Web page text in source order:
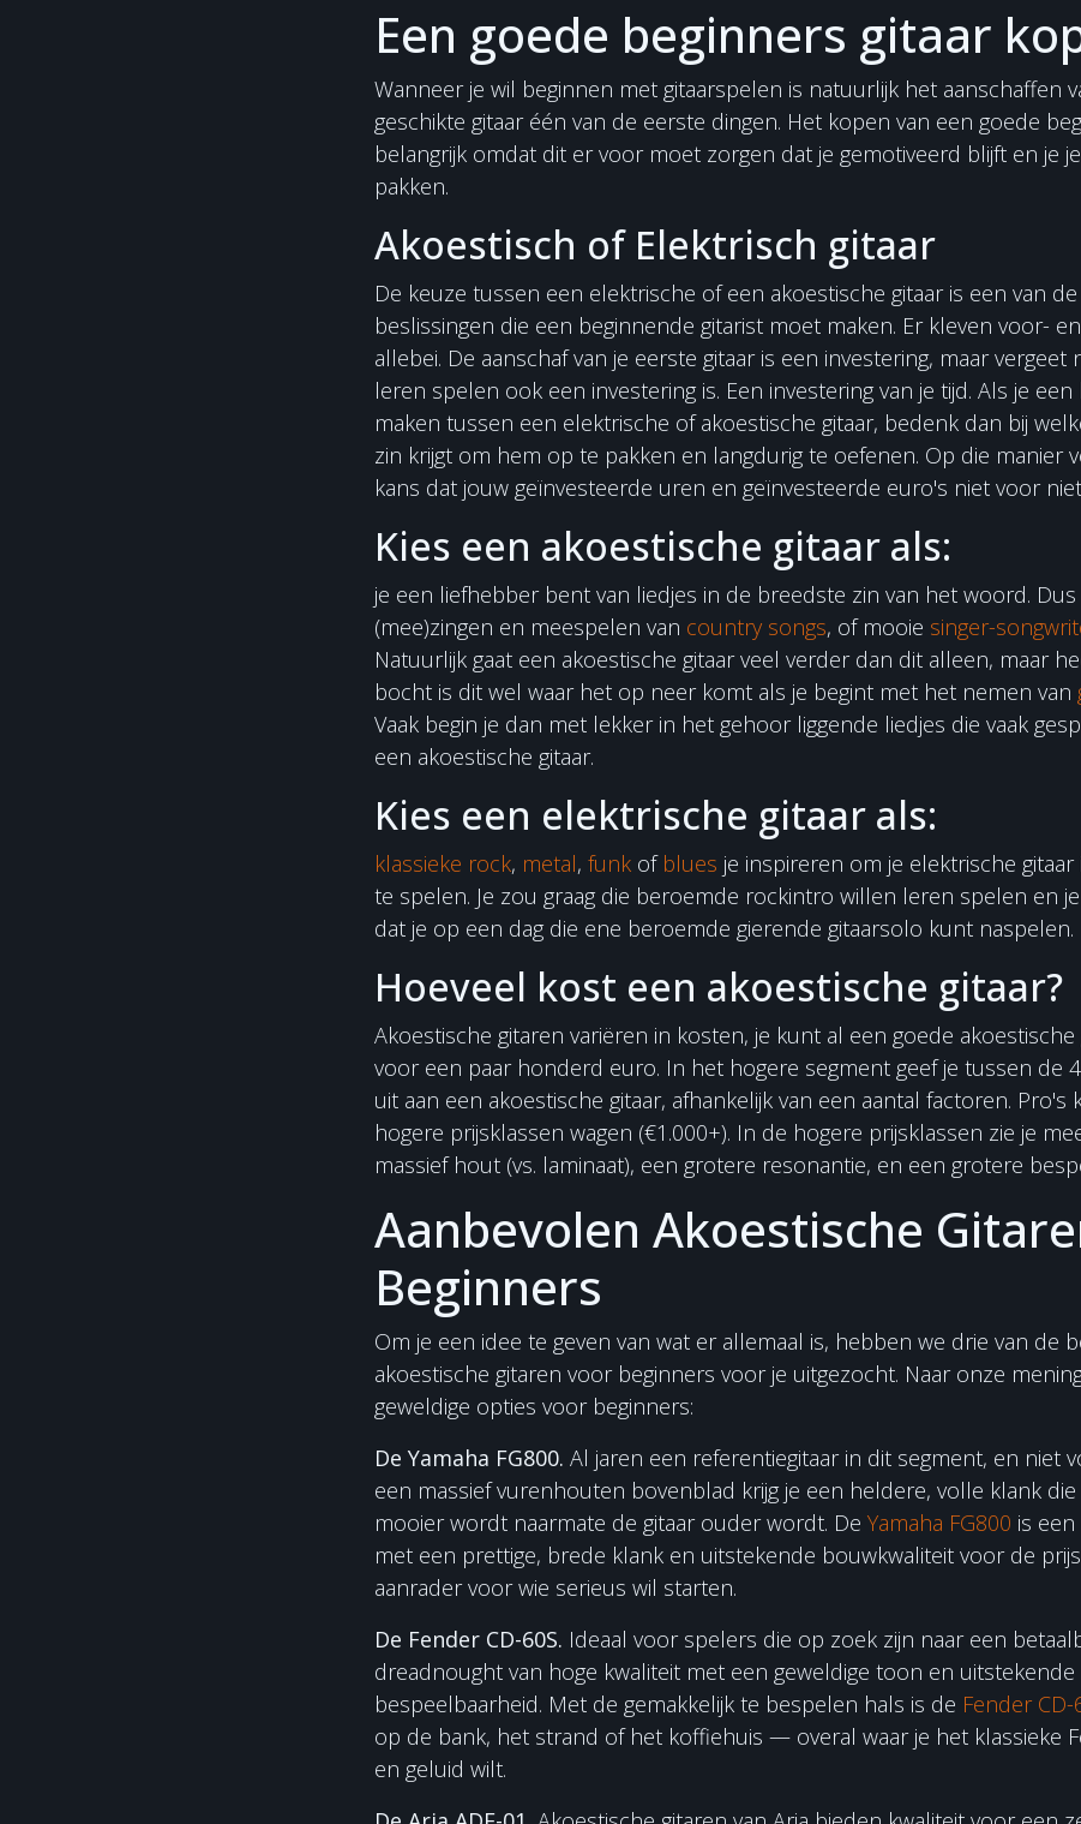
Een goede beginners gitaar
Wanneer je wil beginnen met gitaarspelen is natuurlijk het aanschaffen
geschikte gitaar één van de eerste dingen. Het kopen van een goede
belangrijk omdat dit er voor moet zorgen dat je gemotiveerd blijft en je
pakken.
Akoestisch of Elektrisch gitaar
De keuze tussen een elektrische of een akoestische gitaar is een van
beslissingen die een beginnende gitarist moet maken. Er kleven voor-
allebei. De aanschaf van je eerste gitaar is een investering, maar vergeet
leren spelen ook een investering is. Een investering van je tijd. Als je
maken tussen een elektrische of akoestische gitaar, bedenk dan bij
zin krijgt om hem op te pakken en langdurig te oefenen. Op die manier
kans dat jouw geïnvesteerde uren en geïnvesteerde euro's niet voor
Kies een akoestische gitaar als:
je een liefhebber bent van liedjes in de breedste zin van het woord.
(mee)zingen en meespelen van country songs, of mooie singer-
Natuurlijk gaat een akoestische gitaar veel verder dan dit alleen, maar
bocht is dit wel waar het op neer komt als je begint met het nemen van
Vaak begin je dan met lekker in het gehoor liggende liedjes die vaak
een akoestische gitaar.
Kies een elektrische gitaar als:
klassieke rock, metal, funk of blues je inspireren om je elektrische
te spelen. Je zou graag die beroemde rockintro willen leren spelen en
dat je op een dag die ene beroemde gierende gitaarsolo kunt naspelen.
Hoeveel kost een akoestische gitaar?
Akoestische gitaren variëren in kosten, je kunt al een goede
voor een paar honderd euro. In het hogere segment geef je tussen de
uit aan een akoestische gitaar, afhankelijk van een aantal factoren. Pro's
hogere prijsklassen wagen (€1.000+). In de hogere prijsklassen zie je
massief hout (vs. laminaat), een grotere resonantie, en een grotere
Aanbevolen Akoestische
Beginners
Om je een idee te geven van wat er allemaal is, hebben we drie van de
akoestische gitaren voor beginners voor je uitgezocht. Naar onze
geweldige opties voor beginners:
De Yamaha FG800. Al jaren een referentiegitaar in dit segment, en niet
een massief vurenhouten bovenblad krijg je een heldere, volle klank
mooier wordt naarmate de gitaar ouder wordt. De Yamaha FG800 is
met een prettige, brede klank en uitstekende bouwkwaliteit voor de
aanrader voor wie serieus wil starten.
De Fender CD-60S. Ideaal voor spelers die op zoek zijn naar een
dreadnought van hoge kwaliteit met een geweldige toon en uitstekende
bespeelbaarheid. Met de gemakkelijk te bespelen hals is de Fender CD-
op de bank, het strand of het koffiehuis — overal waar je het klassieke
en geluid wilt.